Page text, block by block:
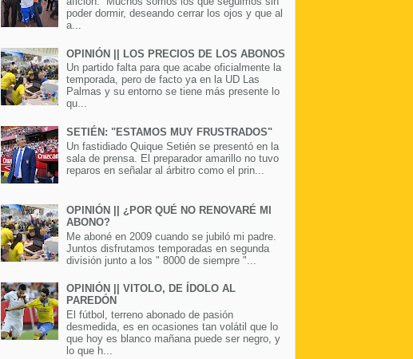
poder dormir, deseando cerrar los ojos y que al
a...
OPINIÓN || LOS PRECIOS DE LOS ABONOS
Un partido falta para que acabe oficialmente la
temporada, pero de facto ya en la UD Las
Palmas y su entorno se tiene más presente lo
qu...
SETIÉN: "ESTAMOS MUY FRUSTRADOS"
Un fastidiado Quique Setién se presentó en la
sala de prensa. El preparador amarillo no tuvo
reparos en señalar al árbitro como el prin...
OPINIÓN || ¿POR QUÉ NO RENOVARÉ MI
ABONO?
Me aboné en 2009 cuando se jubiló mi padre.
Juntos disfrutamos temporadas en segunda
división junto a los " 8000 de siempre "...
OPINIÓN || VITOLO, DE ÍDOLO AL
PAREDÓN
El fútbol, terreno abonado de pasión
desmedida, es en ocasiones tan volátil que lo
que hoy es blanco mañana puede ser negro, y
lo que h...